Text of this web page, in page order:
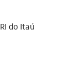
do Itaú